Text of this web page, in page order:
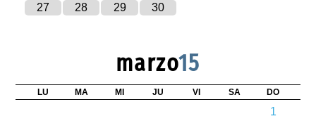
27
28 29 30
marzo15
LU MA MI JU VI SA DO
1